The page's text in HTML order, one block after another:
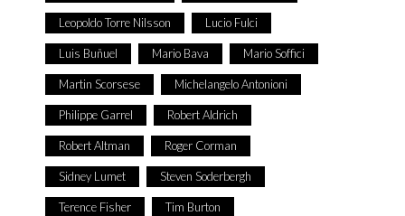
Leopoldo Torre Nilsson Lucio Fulci
Luis Buñuel Mario Bava Mario Soffici
Martin Scorsese Michelangelo Antonioni
Philippe Garrel Robert Aldrich
Robert Altman Roger Corman
Sidney Lumet Steven Soderbergh
Terence Fisher Tim Burton